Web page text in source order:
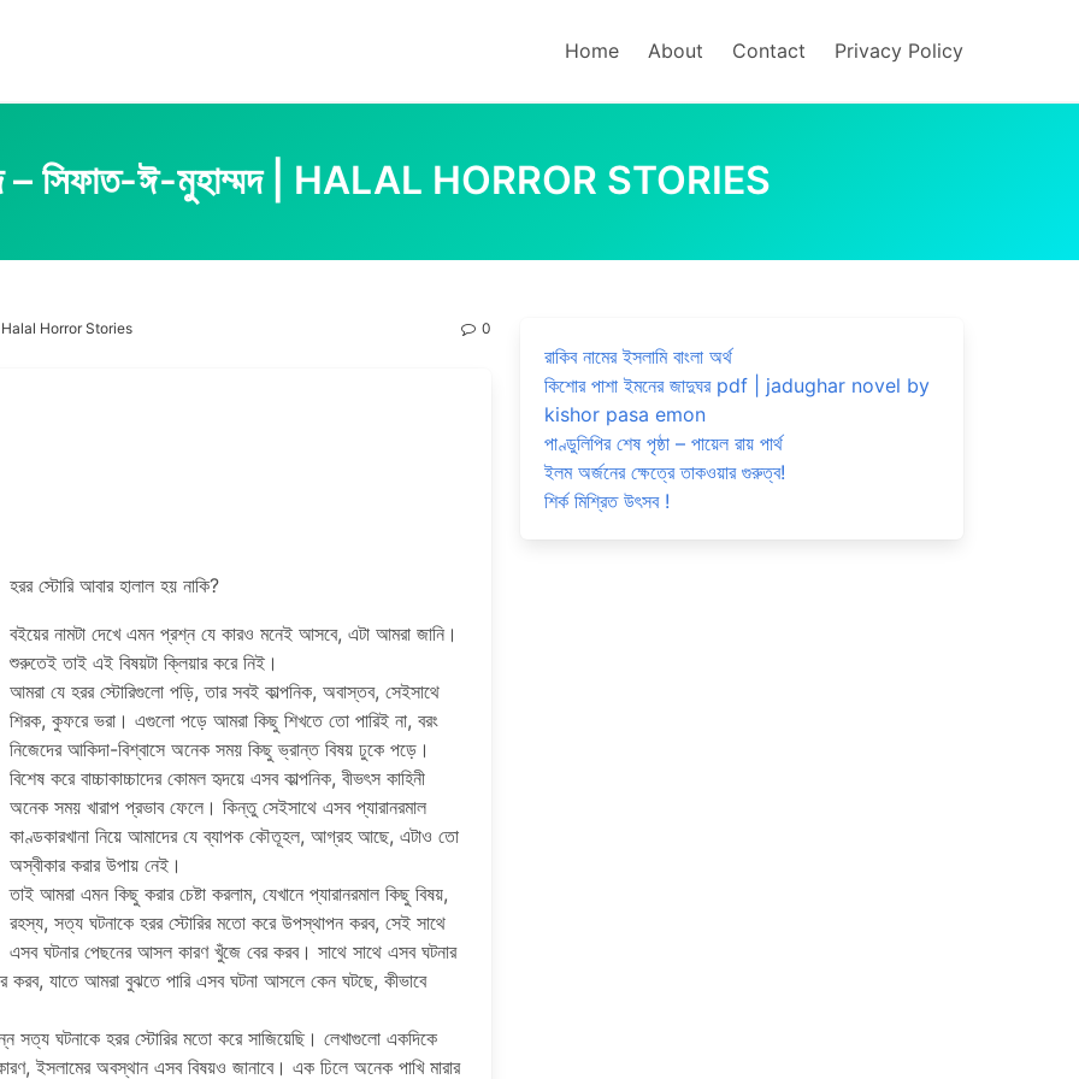
Home About Contact Privacy Policy
– সিফাত-ঈ-মুহাম্মদ | HALAL HORROR STORIES
| Halal Horror Stories 0
হরর স্টোরি আবার হালাল হয় নাকি?
বইয়ের নামটা দেখে এমন প্রশ্ন যে কারও মনেই আসবে, এটা আমরা জানি।
শুরুতেই তাই এই বিষয়টা ক্লিয়ার করে নিই।
আমরা যে হরর স্টোরিগুলো পড়ি, তার সবই কাল্পনিক, অবাস্তব, সেইসাথে
শিরক, কুফরে ভরা। এগুলো পড়ে আমরা কিছু শিখতে তো পারিই না, বরং
নিজেদের আকিদা-বিশ্বাসে অনেক সময় কিছু ভ্রান্ত বিষয় ঢুকে পড়ে।
বিশেষ করে বাচ্চাকাচ্চাদের কোমল হৃদয়ে এসব কাল্পনিক, বীভৎস কাহিনী
অনেক সময় খারাপ প্রভাব ফেলে। কিন্তু সেইসাথে এসব প্যারানরমাল
কাণ্ডকারখানা নিয়ে আমাদের যে ব্যাপক কৌতূহল, আগ্রহ আছে, এটাও তো
অস্বীকার করার উপায় নেই।
তাই আমরা এমন কিছু করার চেষ্টা করলাম, যেখানে প্যারানরমাল কিছু বিষয়,
রহস্য, সত্য ঘটনাকে হরর স্টোরির মতো করে উপস্থাপন করব, সেই সাথে
এসব ঘটনার পেছনের আসল কারণ খুঁজে বের করব। সাথে সাথে এসব ঘটনার
করব, যাতে আমরা বুঝতে পারি এসব ঘটনা আসলে কেন ঘটছে, কীভাবে
সত্য ঘটনাকে হরর স্টোরির মতো করে সাজিয়েছি। লেখাগুলো একদিকে
ইসলামের অবস্থান এসব বিষয়ও জানাবে। এক ঢিলে অনেক পাখি মারার
রাকিব নামের ইসলামি বাংলা অর্থ
কিশোর পাশা ইমনের জাদুঘর pdf | jadughar novel by
kishor pasa emon
পাণ্ডুলিপির শেষ পৃষ্ঠা – পায়েল রায় পার্থ
ইলম অর্জনের ক্ষেত্রে তাকওয়ার গুরুত্ব!
শির্ক মিশ্রিত উৎসব !